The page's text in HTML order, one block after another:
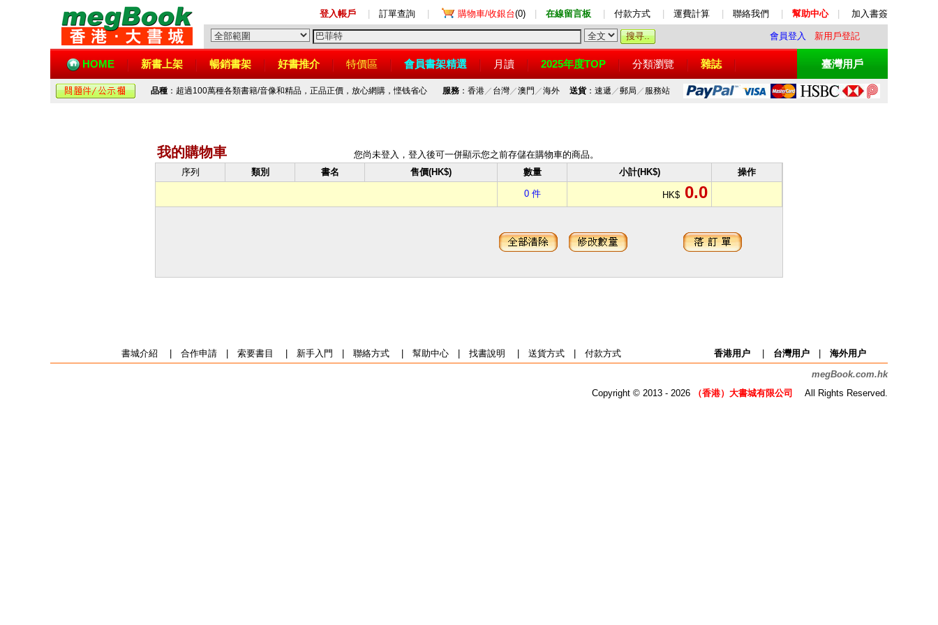
登入帳戶 訂單查詢 購物車/收銀台(0) 在線留言板 付款方式 運費計算 聯絡我們 幫助中心 加入書簽
會員登入 新用戶登記
HOME 新書上架 暢銷書架 好書推介 特價區 會員書架精選 月讀 2025年度TOP 分類瀏覽 雜誌 臺灣用戶
品種 ：超過100萬種各類書籍/音像和精品，正品正價，放心網購，悭钱省心 服務：香港／ 台灣／澳門 ／海外 送貨：速遞 ／郵局 ／ 服務站
我的購物車
您尚未登入，登入後可一併顯示您之前存儲在購物車的商品。
序列
類別 書名 售價(HK$) 數量 小計(HK$) 操作
0 件 HK$ 0.0
書城介紹 合作申請| 索要書目 新手入門 聯絡方式| 幫助中心| 找書說明 送貨方式| 付款方式 香港用户| 台灣用户| 海外用户
megBook.com.hk
Copyright © 2013 - 2026
（香港）大書城有限公司 All Rights Reserved.